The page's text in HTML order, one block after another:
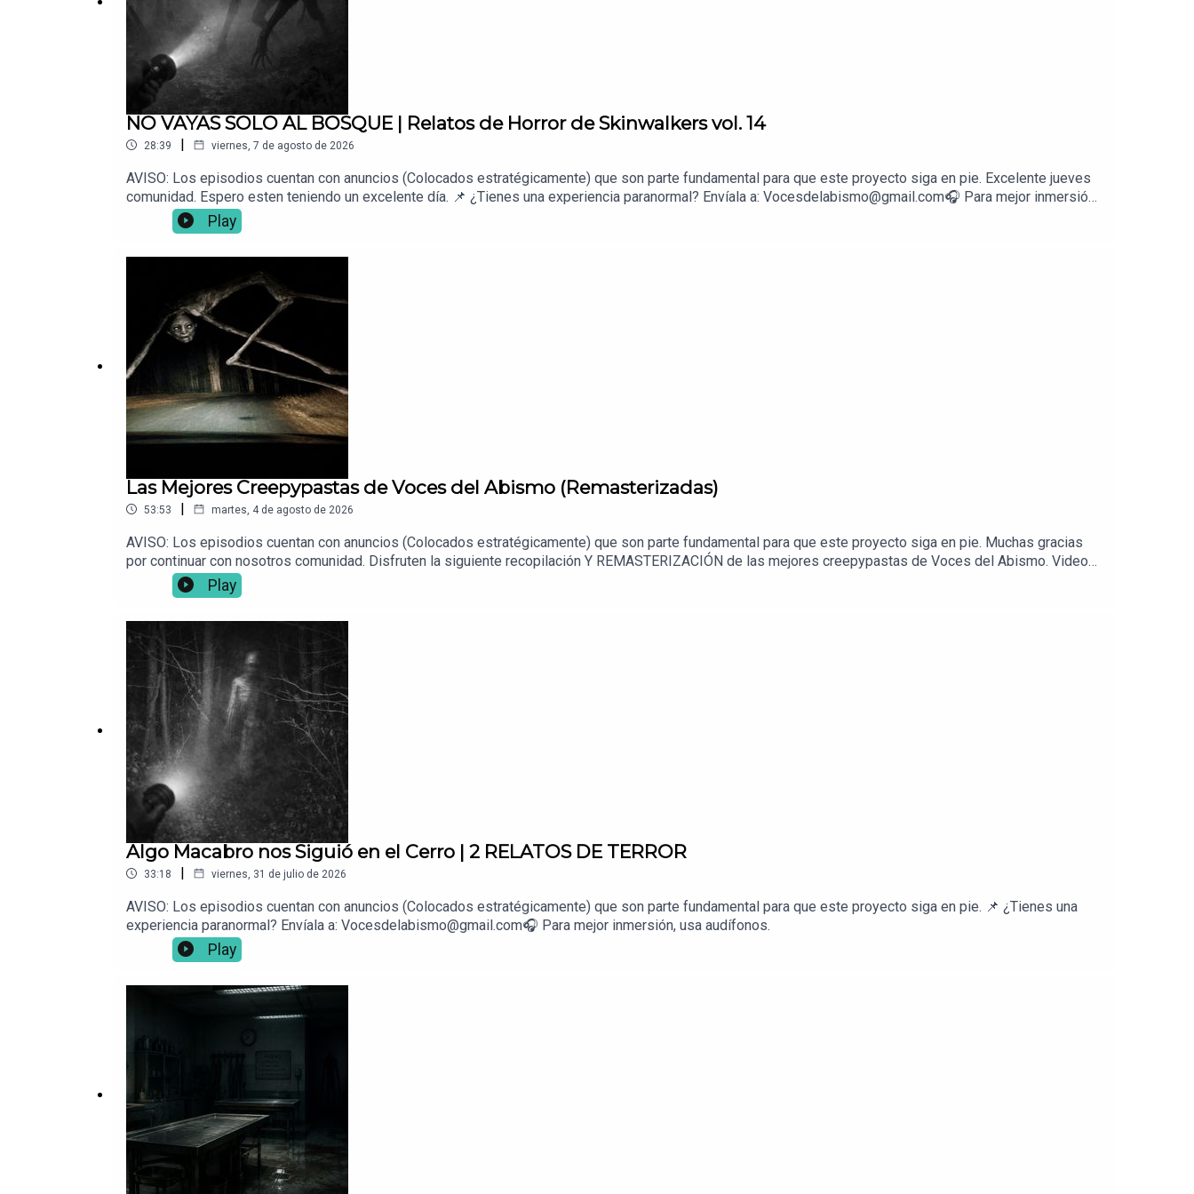
NO VAYAS SOLO AL BOSQUE | Relatos de Horror de Skinwalkers vol. 14
28:39 | viernes, 7 de agosto de 2026
AVISO: Los episodios cuentan con anuncios (Colocados estratégicamente) que son parte fundamental para que este proyecto siga en pie. Excelente jueves
comunidad. Espero esten teniendo un excelente día. 📌 ¿Tienes una experiencia paranormal? Envíala a: Vocesdelabismo@gmail.com🎧 Para mejor inmersión,
usa audífonos.Play
Las Mejores Creepypastas de Voces del Abismo (Remasterizadas)
53:53 | martes, 4 de agosto de 2026
AVISO: Los episodios cuentan con anuncios (Colocados estratégicamente) que son parte fundamental para que este proyecto siga en pie. Muchas gracias
por continuar con nosotros comunidad. Disfruten la siguiente recopilación Y REMASTERIZACIÓN de las mejores creepypastas de Voces del Abismo. Videos
de hace 6 años que merecen ser adaptados al nuevo formato para una mejor inmerción.📌 ¿Tienes una experiencia paranormal? Envíala a:
Vocesdelabismo@gmail.com
Play
Algo Macabro nos Siguió en el Cerro | 2 RELATOS DE TERROR
33:18 | viernes, 31 de julio de 2026
AVISO: Los episodios cuentan con anuncios (Colocados estratégicamente) que son parte fundamental para que este proyecto siga en pie. 📌 ¿Tienes una
experiencia paranormal? Envíala a: Vocesdelabismo@gmail.com🎧 Para mejor inmersión, usa audífonos.
Play